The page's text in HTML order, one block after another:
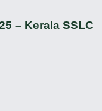
Kerala SSLC